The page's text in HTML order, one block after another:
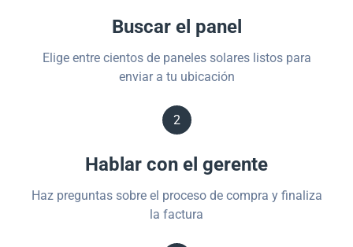
Buscar el panel
Elige entre cientos de paneles solares listos para
enviar a tu ubicación
2
Hablar con el gerente
Haz preguntas sobre el proceso de compra y finaliza
la factura